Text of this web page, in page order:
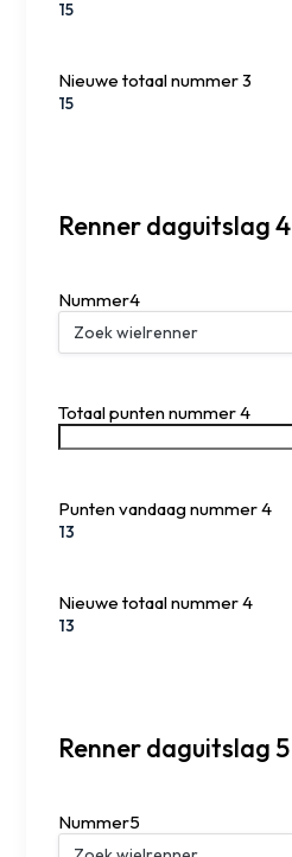
Nieuwe totaal nummer 3
Renner daguitslag 4
Nummer4
Totaal punten nummer 4
Punten vandaag nummer 4
Nieuwe totaal nummer 4
Renner daguitslag 5
Nummer5